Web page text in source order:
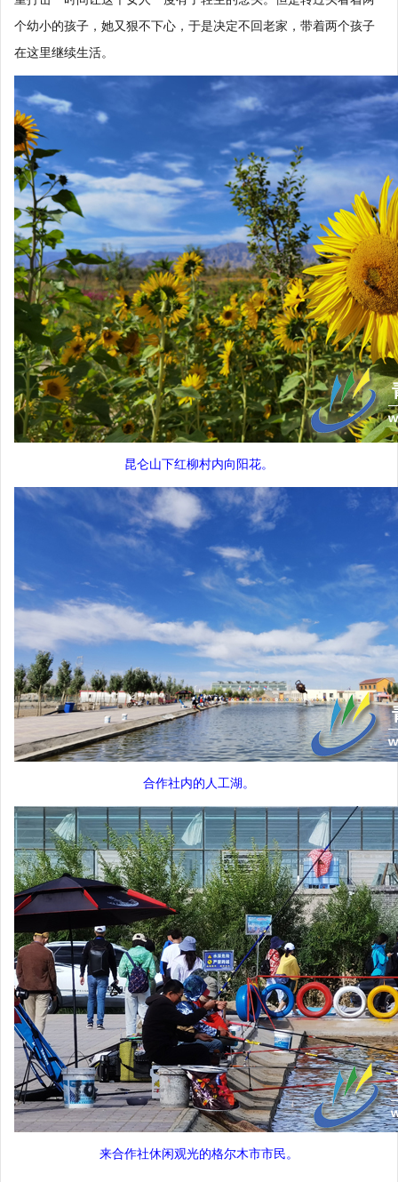
个幼小的孩子，她又狠不下心，于是决定不回老家，带着两个孩子
在这里继续生活。
昆仑山下红柳村内向阳花。
合作社内的人工湖。
来合作社休闲观光的格尔木市市民。